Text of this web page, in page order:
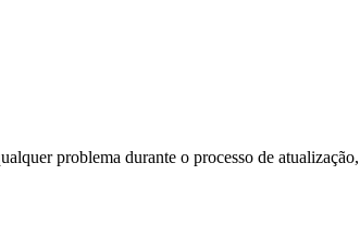
problema durante o processo de